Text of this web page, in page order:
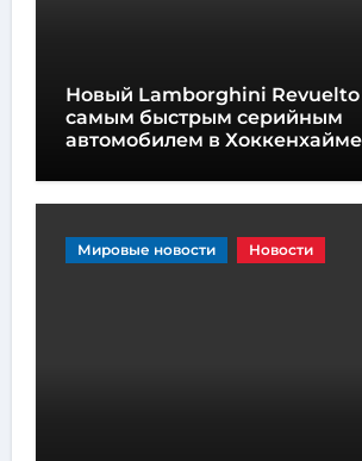
Новый Lamborghini Revuelto
самым быстрым серийным
автомобилем в Хоккенхайме
Мировые новости Новости